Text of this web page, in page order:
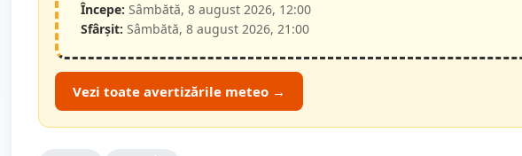
Începe: Sâmbătă, 8 august 2026, 12:00
Sfârșit: Sâmbătă, 8 august 2026, 21:00
Vezi toate avertizările meteo →